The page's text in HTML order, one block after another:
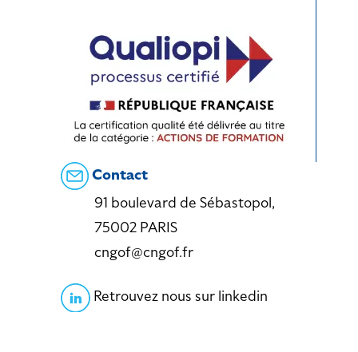
Contact
91 boulevard de Sébastopol,
75002 PARIS
cngof@cngof.fr
Retrouvez nous sur linkedin